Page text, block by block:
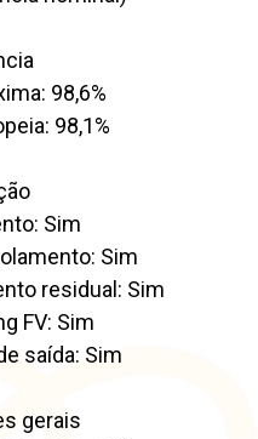
98,6%
98,1%
Sim
Sim
residual: Sim
FV: Sim
saída: Sim
gerais